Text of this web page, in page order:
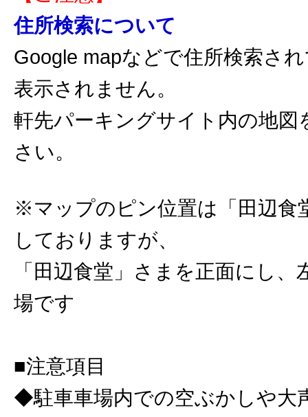
住所検索について
Google mapなどで住所検索さ
表示されません。
軒先パーキングサイト内の地図
さい。
※マップのピン位置は「田辺食
しておりますが、
「田辺食堂」さまを正面にし、
場です
■注意項目
◆駐車車場内での空ぶかしや大